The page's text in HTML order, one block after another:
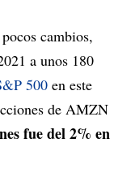
cambios,
a unos 180
500 en este
de AMZN
fue del 2% en